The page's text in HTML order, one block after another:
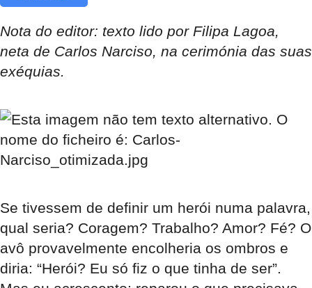
Nota do editor: texto lido por Filipa Lagoa,
neta de Carlos Narciso, na cerimónia das suas
exéquias.
Se tivessem de definir um herói numa palavra,
qual seria? Coragem? Trabalho? Amor? Fé? O
avô provavelmente encolheria os ombros e
diria: “Herói? Eu só fiz o que tinha de ser”.